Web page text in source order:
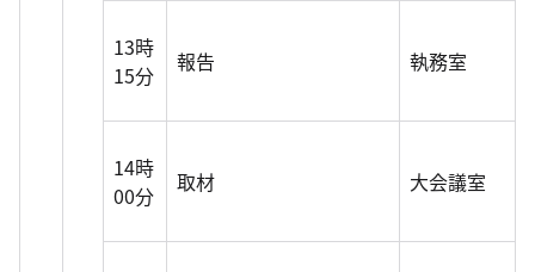
13時
15分
報告 執務室
14時
00分
取材 大会議室